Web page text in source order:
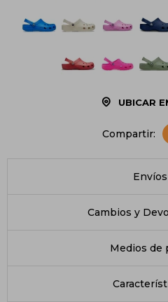
UBICAR
Envíos
Cambios y
Medios de